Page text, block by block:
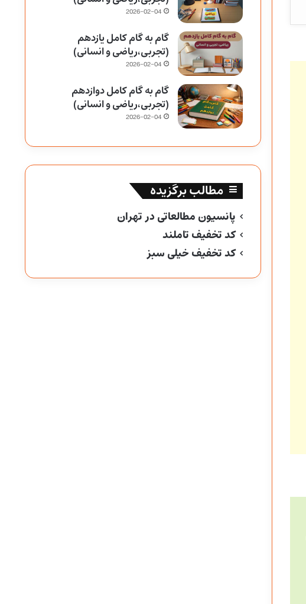
2026-02-04
گام به گام کامل یازدهم
(تجربی،ریاضی و انسانی)
2026-02-04
گام به گام کامل دوازدهم
(تجربی،ریاضی و انسانی)
2026-02-04
مطالب برگزیده
پانسیون مطالعاتی در تهران
کد تخفیف تاملند
کد تخفیف خیلی سبز